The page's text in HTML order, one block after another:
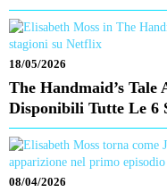
18/05/2026
The Handmaid’s
Disponibili Tutte Le 6
08/04/2026